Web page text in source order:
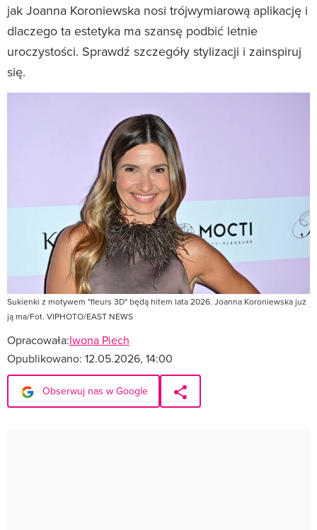
jak Joanna Koroniewska nosi trójwymiarową aplikację i
dlaczego ta estetyka ma szansę podbić letnie
uroczystości. Sprawdź szczegóły stylizacji i zainspiruj
się.
Sukienki z motywem "fleurs 3D" będą hitem lata 2026. Joanna Koroniewska już
ją ma/Fot. VIPHOTO/EAST NEWS
Opracowała:Iwona Piech
Opublikowano: 12.05.2026, 14:00
Obserwuj nas w Google